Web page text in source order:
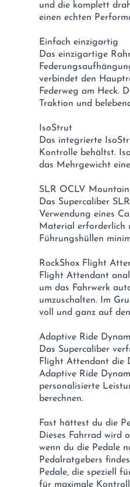
und die komplett
einen echten
Einfach einzigartig
Das einzigartige
verbindet den
Federweg am Heck.
Traktion und
IsoStrut
Das integrierte
Kontrolle behältst.
das Mehrgewicht
SLR OCLV
Das Supercaliber
Verwendung eines
Material erforderlich
Führungshüllen
RockShox Flight
Flight Attendant
um das Fahrwerk
umzuschalten. Im
voll und ganz auf
Adaptive Ride
Das Supercaliber
Flight Attendant die
Adaptive Ride
personalisierte
berechnen.
Fast hättest du die
Dieses Fahrrad wird
wenn du die Pedale
Pedalratgebers
Pedale, die speziell
für maximale